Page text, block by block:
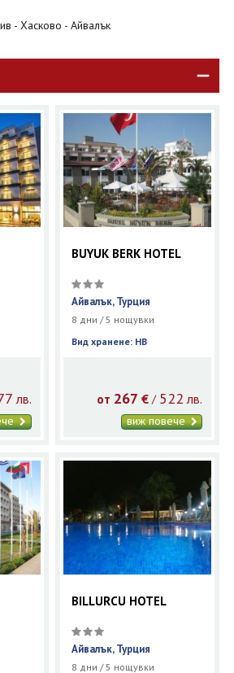
- Хасково - Айвалък
лв.
BUYUK BERK HOTEL
Айвалък, Турция
8 дни / 5 нощувки
Вид хранене: HB
от 267 € / 522 лв.
виж повече
BILLURCU HOTEL
Айвалък, Турция
8 дни / 5 нощувки